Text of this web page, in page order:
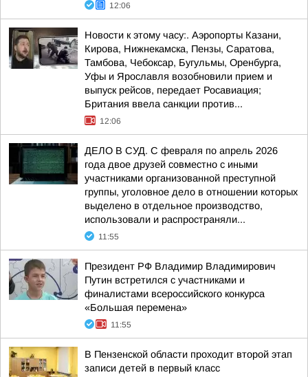
12:06
Новости к этому часу:. Аэропорты Казани,
Кирова, Нижнекамска, Пензы, Саратова,
Тамбова, Чебоксар, Бугульмы, Оренбурга,
Уфы и Ярославля возобновили прием и
выпуск рейсов, передает Росавиация;
Британия ввела санкции против...
12:06
ДЕЛО В СУД. C февраля по апрель 2026
года двое друзей совместно с иными
участниками организованной преступной
группы, уголовное дело в отношении которых
выделено в отдельное производство,
использовали и распространяли...
11:55
Президент РФ Владимир Владимирович
Путин встретился с участниками и
финалистами всероссийского конкурса
«Большая перемена»
11:55
В Пензенской области проходит второй этап
записи детей в первый класс